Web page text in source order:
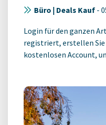
Büro | Deals Kauf -
Login für den ganzen
registriert, erstellen
kostenlosen Account,